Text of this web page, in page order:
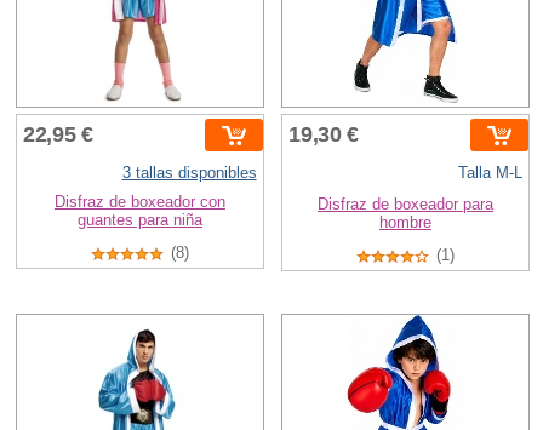
22,95 €
3 tallas disponibles
Disfraz de boxeador con
guantes para niña
(8)
19,30 €
Talla M-L
Disfraz de boxeador para
hombre
(1)